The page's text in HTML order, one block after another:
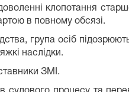
клопотання
в повному обсязі.
група осіб
наслідки.
ЗМІ.